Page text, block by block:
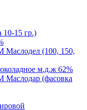
10-15 гр.)
Маслодел (100, 150,
м.д.ж 62%
Маслодар (фасовка